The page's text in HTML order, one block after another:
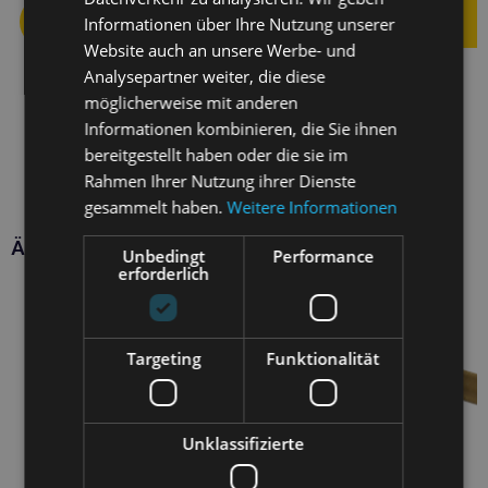
Ähnliche Produkte
Informationen über Ihre Nutzung unserer
Website auch an unsere Werbe- und
Analysepartner weiter, die diese
möglicherweise mit anderen
Informationen kombinieren, die Sie ihnen
bereitgestellt haben oder die sie im
Rahmen Ihrer Nutzung ihrer Dienste
gesammelt haben.Weitere Informationen
Unbedingt
erforderlich
Performance
Targeting Funktionalität
Unklassifizierte